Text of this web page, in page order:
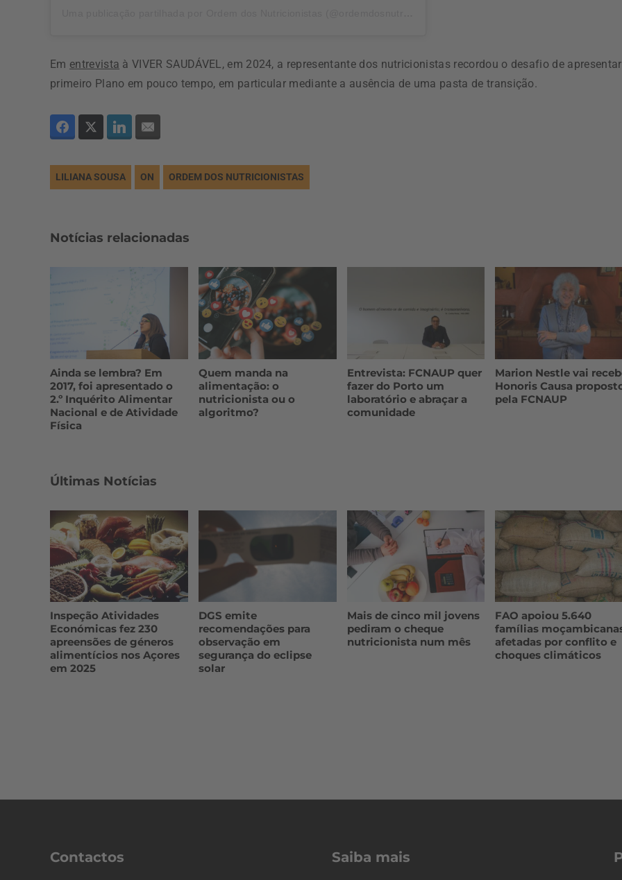
Em entrevista à VIVER SAUDÁVEL, em 2024, a representante dos nutricionistas recordou o desafio de
primeiro Plano em pouco tempo, em particular mediante a ausência de uma pasta de transição.
LILIANA SOUSA ON ORDEM DOS NUTRICIONISTAS
Notícias relacionadas
Ainda se lembra? Em
2017, foi apresentado o
2.º Inquérito Alimentar
Nacional e de Atividade
Física
Quem manda na
alimentação: o
nutricionista ou o
algoritmo?
Entrevista: FCNAUP quer
fazer do Porto um
laboratório e abraçar a
comunidade
Marion Nestle vai
Honoris Causa
pela FCNAUP
Últimas Notícias
Inspeção Atividades
Económicas fez 230
apreensões de géneros
alimentícios nos Açores
em 2025
DGS emite
recomendações para
observação em
segurança do eclipse
solar
Mais de cinco mil jovens
pediram o cheque
nutricionista num mês
FAO apoiou 5.640
famílias
afetadas por conflito e
choques climáticos
Contactos Saiba mais